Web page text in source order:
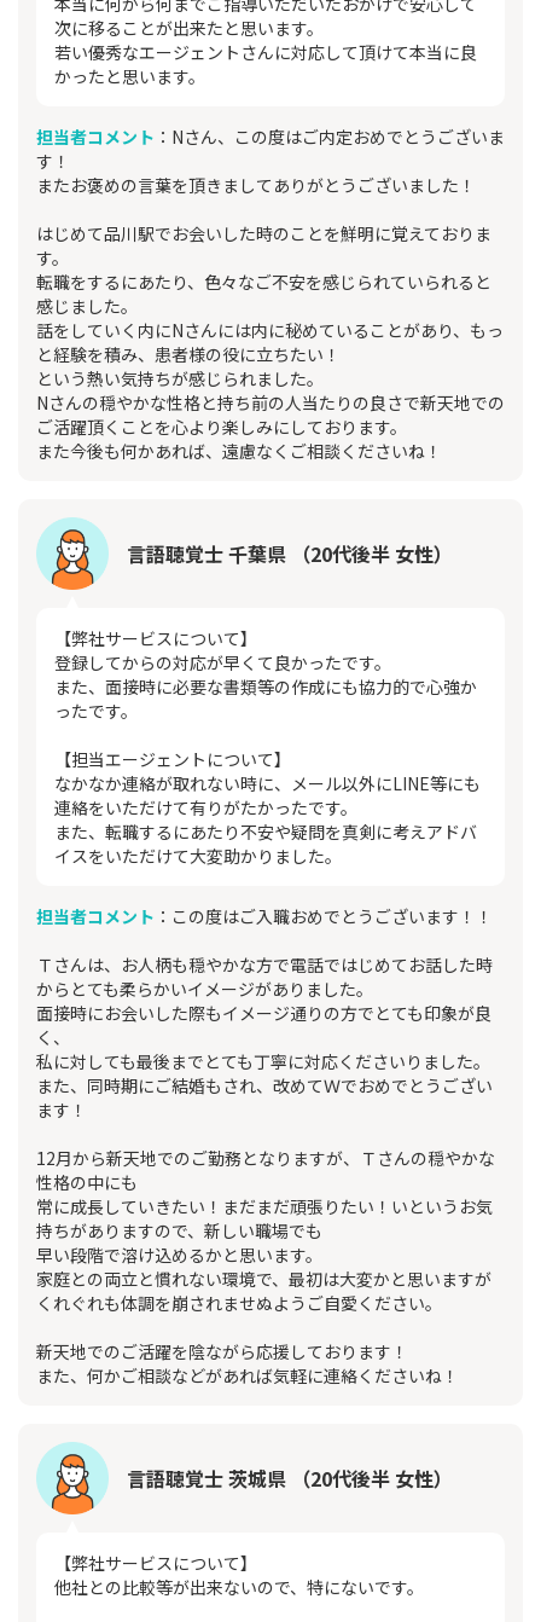
次に移ることが出来たと思います。
若い優秀なエージェントさんに対応して頂けて本当に良
かったと思います。
担当者コメント ：Nさん、この度はご内定おめでとうございま
す！
またお褒めの言葉を頂きましてありがとうございました！
はじめて品川駅でお会いした時のことを鮮明に覚えておりま
す。
転職をするにあたり、色々なご不安を感じられていられると
感じました。
話をしていく内にNさんには内に秘めていることがあり、もっ
と経験を積み、患者様の役に立ちたい！
という熱い気持ちが感じられました。
Nさんの穏やかな性格と持ち前の人当たりの良さで新天地での
ご活躍頂くことを心より楽しみにしております。
また今後も何かあれば、遠慮なくご相談くださいね！
言語聴覚士 千葉県 （20代後半 女性）
【弊社サービスについて】
登録してからの対応が早くて良かったです。
また、面接時に必要な書類等の作成にも協力的で心強か
ったです。
【担当エージェントについて】
なかなか連絡が取れない時に、メール以外にLINE等にも
連絡をいただけて有りがたかったです。
また、転職するにあたり不安や疑問を真剣に考えアドバ
イスをいただけて大変助かりました。
担当者コメント ：この度はご入職おめでとうございます！！
Ｔさんは、お人柄も穏やかな方で電話ではじめてお話した時
からとても柔らかいイメージがありました。
面接時にお会いした際もイメージ通りの方でとても印象が良
く、
私に対しても最後までとても丁寧に対応くださいりました。
また、同時期にご結婚もされ、改めてＷでおめでとうござい
ます！
12月から新天地でのご勤務となりますが、Ｔさんの穏やかな
性格の中にも
常に成長していきたい！まだまだ頑張りたい！いというお気
持ちがありますので、新しい職場でも
早い段階で溶け込めるかと思います。
家庭との両立と慣れない環境で、最初は大変かと思いますが
くれぐれも体調を崩されませぬようご自愛ください。
新天地でのご活躍を陰ながら応援しております！
また、何かご相談などがあれば気軽に連絡くださいね！
言語聴覚士 茨城県 （20代後半 女性）
【弊社サービスについて】
他社との比較等が出来ないので、特にないです。